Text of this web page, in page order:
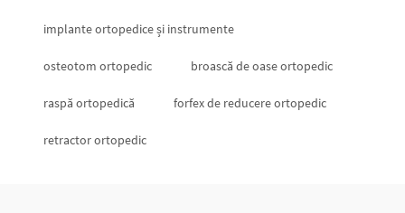
implante ortopedice și instrumente
osteotom ortopedic broască de oase ortopedic
raspă ortopedică forfex de reducere ortopedic
retractor ortopedic